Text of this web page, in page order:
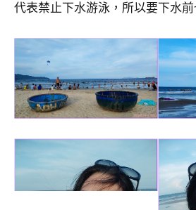
代表禁止下水游泳，所以要下水前